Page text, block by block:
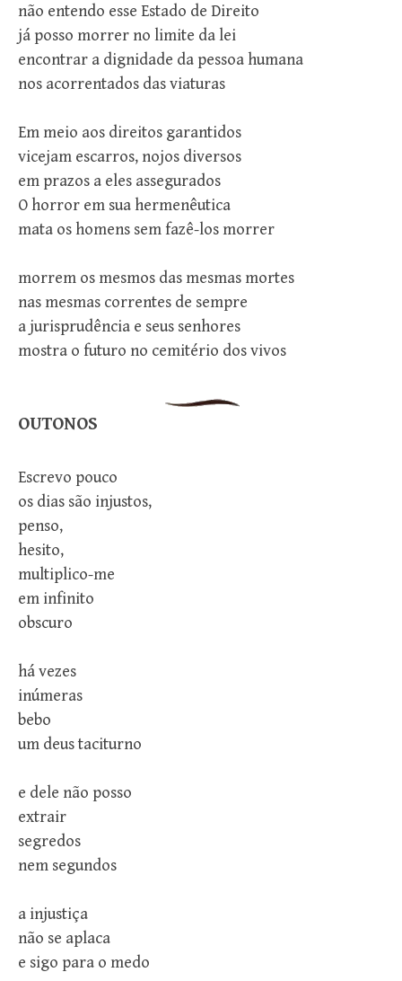
não entendo esse Estado de Direito
já posso morrer no limite da lei
encontrar a dignidade da pessoa humana
nos acorrentados das viaturas
Em meio aos direitos garantidos
vicejam escarros, nojos diversos
em prazos a eles assegurados
O horror em sua hermenêutica
mata os homens sem fazê-los morrer
morrem os mesmos das mesmas mortes
nas mesmas correntes de sempre
a jurisprudência e seus senhores
mostra o futuro no cemitério dos vivos
OUTONOS
Escrevo pouco
os dias são injustos,
penso,
hesito,
multiplico-me
em infinito
obscuro
há vezes
inúmeras
bebo
um deus taciturno
e dele não posso
extrair
segredos
nem segundos
a injustiça
não se aplaca
e sigo para o medo